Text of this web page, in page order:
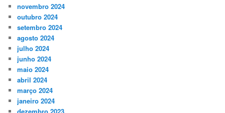
novembro 2024
outubro 2024
setembro 2024
agosto 2024
julho 2024
junho 2024
maio 2024
abril 2024
março 2024
janeiro 2024